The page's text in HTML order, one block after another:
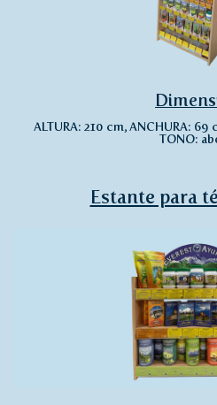
ALTURA: 210 cm, ANCHURA: 69
TONO:
Estante para